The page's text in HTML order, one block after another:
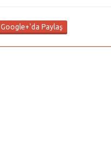
Google+'da Paylaş